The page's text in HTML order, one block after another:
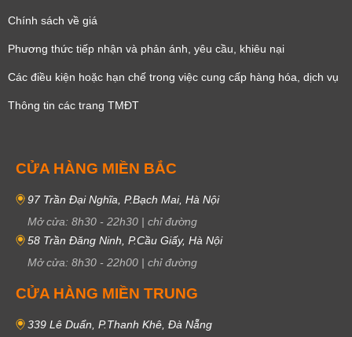
Chính sách về giá
Phương thức tiếp nhận và phản ánh, yêu cầu, khiêu nại
Các điều kiện hoặc hạn chế trong việc cung cấp hàng hóa, dịch vụ
Thông tin các trang TMĐT
CỬA HÀNG MIỀN BẮC
97 Trần Đại Nghĩa, P.Bạch Mai, Hà Nội
Mở cửa: 8h30 - 22h30 | chỉ đường
58 Trần Đăng Ninh, P.Cầu Giấy, Hà Nội
Mở cửa: 8h30 - 22h00 | chỉ đường
CỬA HÀNG MIỀN TRUNG
339 Lê Duẩn, P.Thanh Khê, Đà Nẵng